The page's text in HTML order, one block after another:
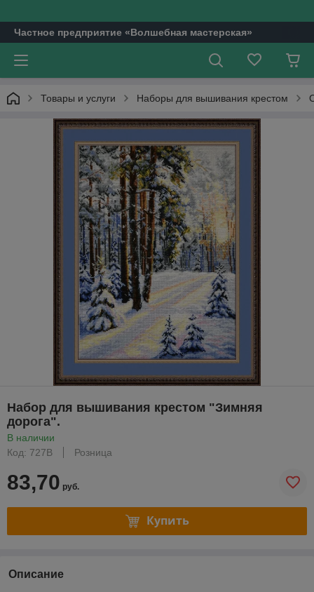
Частное предприятие «Волшебная мастерская»
Товары и услуги Наборы для вышивания крестом
Набор для вышивания крестом "Зимняя
дорога".
В наличии
Код: 727В
Розница
83,70 руб.
Купить
Описание